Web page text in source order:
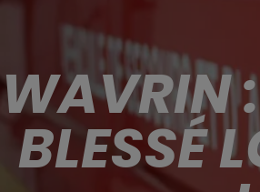
WAVRIN
BLESSÉ